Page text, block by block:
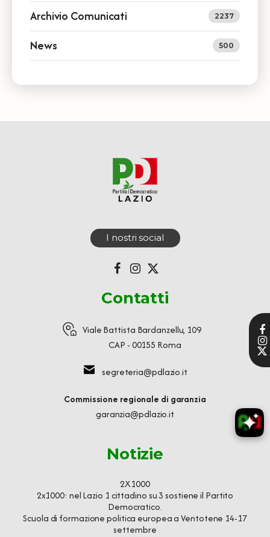
Archivio Comunicati 2237
News 500
I nostri social
Contatti
Viale Battista Bardanzellu, 109
CAP - 00155 Roma
segreteria@pdlazio.it
Commissione regionale di garanzia
garanzia@pdlazio.it
Notizie
2X1000
2x1000: nel Lazio 1 cittadino su 3 sostiene il Partito
Democratico.
Scuola di formazione politica europea a Ventotene 14-17
settembre